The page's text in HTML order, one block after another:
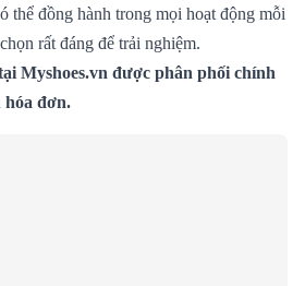
thể đồng hành trong mọi hoạt động mỗi
rất đáng để trải nghiệm.
Myshoes.vn được phân phối chính
hóa đơn.